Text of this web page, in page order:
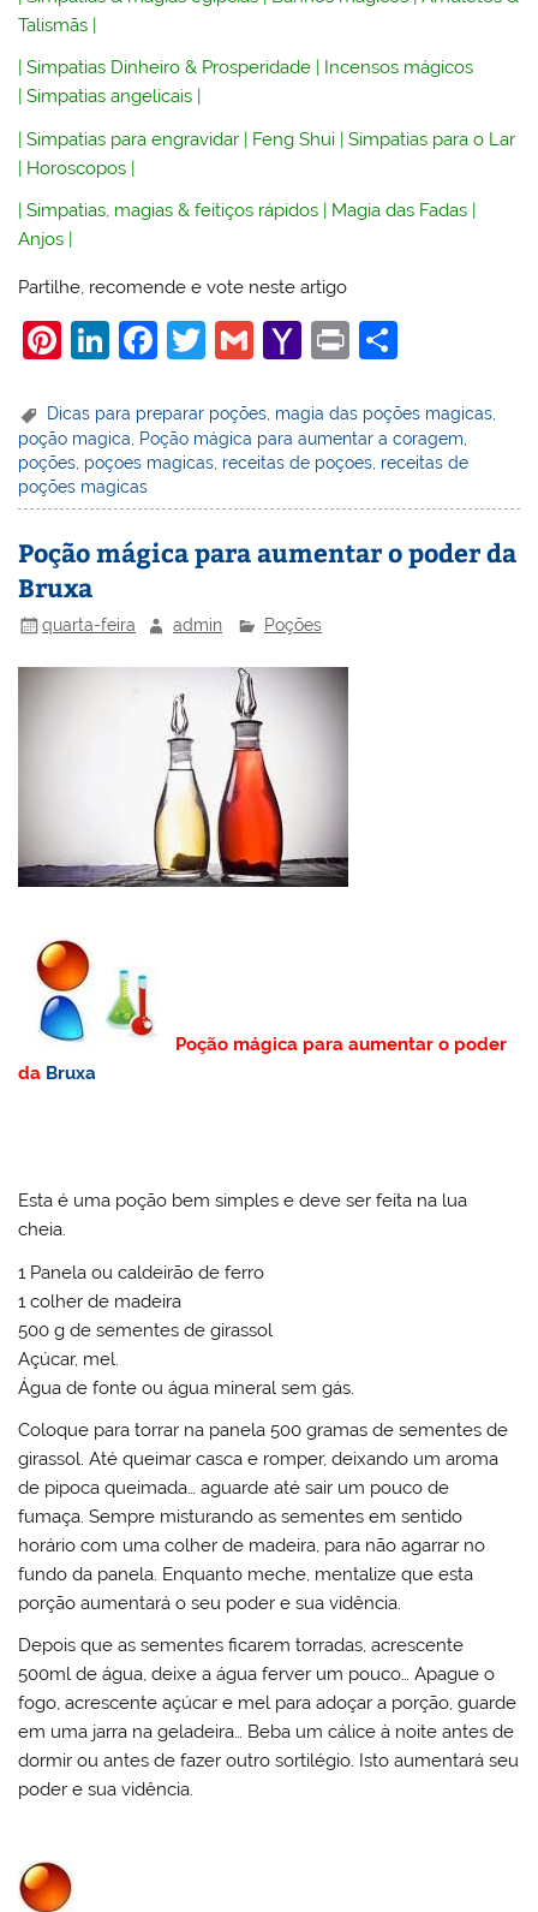
Talismãs |
|Simpatias Dinheiro & Prosperidade | Incensos mágicos
|Simpatias angelicais |
|Simpatias para engravidar | Feng Shui |Simpatias para o Lar
| Horoscopos |
|Simpatias, magias & feitiços rápidos | Magia das Fadas |
Anjos |
Partilhe, recomende e vote neste artigo
Pi
er
e
st
Li
k
e
dI
n
F
c
e
o
o
k
T
itt
er
G
ai
l
Y
h
o
ai
l
Pr
t
ar
e
Dicas para preparar poções magia das poções magicas
poção magica
Poção mágica para aumentar a coragem
poções poçoes magicas receitas de poçoes receitas de
poções magicas
Poção mágica para aumentar o poder da
Bruxa
quarta-feira admin Poções
Poção mágica para aumentar o poder
da Bruxa
Esta é uma poção bem simples e deve ser feita na lua
cheia.
1 Panela ou caldeirão de ferro
1 colher de madeira
500 g de sementes de girassol
Açúcar, mel.
Água de fonte ou água mineral sem gás.
Coloque para torrar na panela 500 gramas de sementes de
girassol. Até queimar casca e romper, deixando um aroma
de pipoca queimada… aguarde até sair um pouco de
fumaça. Sempre misturando as sementes em sentido
horário com uma colher de madeira, para não agarrar no
fundo da panela. Enquanto meche, mentalize que esta
porção aumentará o seu poder e sua vidência.
Depois que as sementes ficarem torradas, acrescente
500ml de água, deixe a água ferver um pouco… Apague o
fogo, acrescente açúcar e mel para adoçar a porção, guarde
em uma jarra na geladeira… Beba um cálice à noite antes de
dormir ou antes de fazer outro sortilégio. Isto aumentará seu
poder e sua vidência.